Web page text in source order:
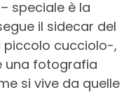
speciale è la
il sidecar del
piccolo cucciolo-,
una fotografia
si vive da quelle